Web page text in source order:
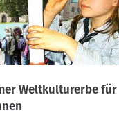
Weltkulturerbe für